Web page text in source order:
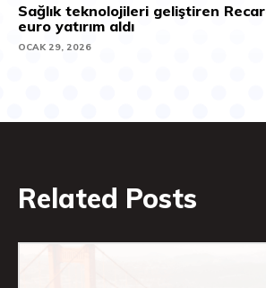
Sağlık teknolojileri geliştiren
euro yatırım aldı
OCAK 29, 2026
Related Posts